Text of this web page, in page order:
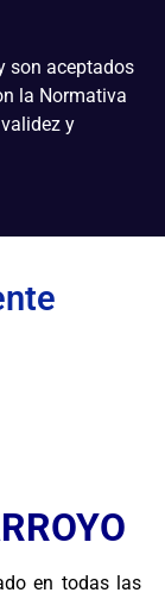
son aceptados
la Normativa
y
en todas las